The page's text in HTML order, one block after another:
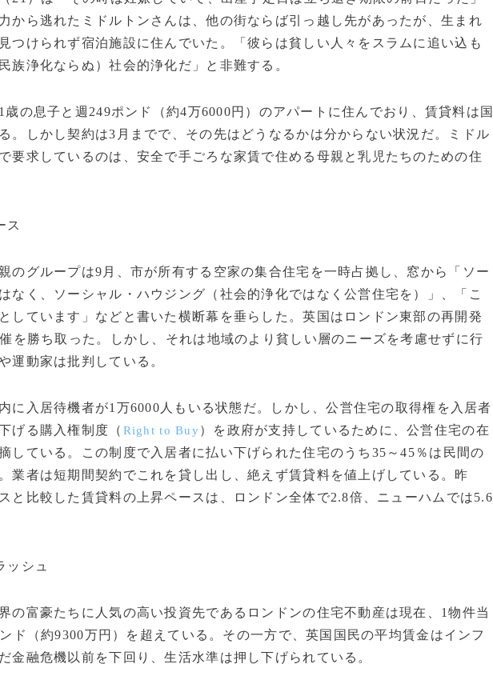
から逃れたミドルトンさんは、他の街ならば引っ越し先があったが、生まれ
つけられず宿泊施設に住んでいた。「彼らは貧しい人々をスラムに追い込も
族浄化ならぬ）社会的浄化だ」と非難する。
の息子と週249ポンド（約4万6000円）のアパートに住んでおり、賃貸料は国
。しかし契約は3月までで、その先はどうなるかは分からない状況だ。ミドル
要求しているのは、安全で手ごろな家賃で住める母親と乳児たちのための住
ス
のグループは9月、市が所有する空家の集合住宅を一時占拠し、窓から「ソー
なく、ソーシャル・ハウジング（社会的浄化ではなく公営住宅を）」、「こ
しています」などと書いた横断幕を垂らした。英国はロンドン東部の再開発
を勝ち取った。しかし、それは地域のより貧しい層のニーズを考慮せずに行
運動家は批判している。
に入居待機者が1万6000人もいる状態だ。しかし、公営住宅の取得権を入居者
げる購入権制度（ Right to Buy）を政府が支持しているために、公営住宅の在
している。この制度で入居者に払い下げられた住宅のうち35～45％は民間の
業者は短期間契約でこれを貸し出し、絶えず賃貸料を値上げしている。昨
と比較した賃貸料の上昇ペースは、ロンドン全体で2.8倍、ニューハムでは5.6
ッシュ
の富豪たちに人気の高い投資先であるロンドンの住宅不動産は現在、1物件当
ド（約9300万円）を超えている。その一方で、英国国民の平均賃金はインフ
金融危機以前を下回り、生活水準は押し下げられている。